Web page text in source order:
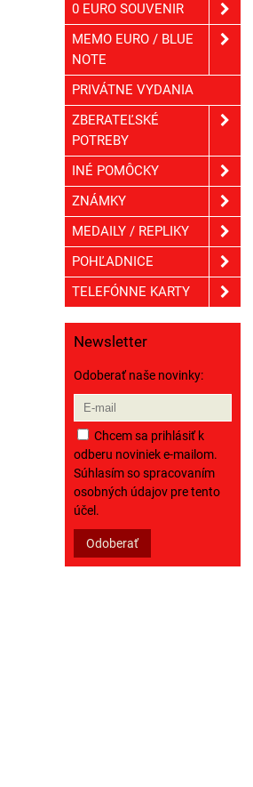
0 EURO SOUVENIR
MEMO EURO / BLUE
NOTE
PRIVÁTNE VYDANIA
ZBERATEĽSKÉ
POTREBY
INÉ POMÔCKY
ZNÁMKY
MEDAILY / REPLIKY
POHĽADNICE
TELEFÓNNE KARTY
Newsletter
Odoberať naše novinky:
Chcem sa prihlásiť k
odberu noviniek e-mailom.
Súhlasím so spracovaním
osobných údajov pre tento
účel.
Odoberať